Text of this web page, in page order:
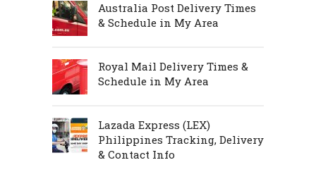
Australia Post Delivery Times
& Schedule in My Area
Royal Mail Delivery Times &
Schedule in My Area
Lazada Express (LEX)
Philippines Tracking, Delivery
& Contact Info